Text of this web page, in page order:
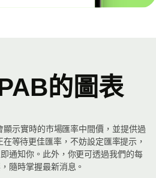
的圖表
顯示實時的市場匯率中間價，並提供過
等待更佳匯率，不妨設定匯率提示，
通知你。此外，你更可透過我們的每
隨時掌握最新消息。